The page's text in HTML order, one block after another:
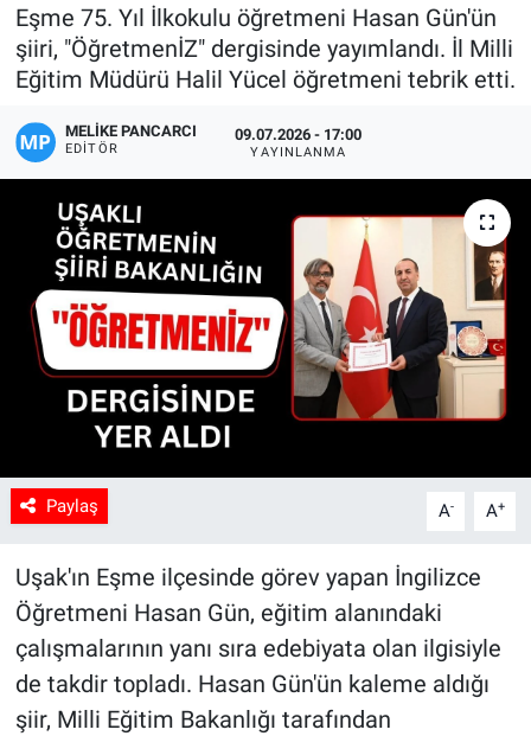
Eşme 75. Yıl İlkokulu öğretmeni Hasan Gün'ün
şiiri, "ÖğretmenİZ" dergisinde yayımlandı. İl Milli
Eğitim Müdürü Halil Yücel öğretmeni tebrik etti.
MELIKE PANCARCI
EDITÖR
09.07.2026 - 17:00
YAYINLANMA
Paylaş A- A+
Uşak'ın Eşme ilçesinde görev yapan İngilizce
Öğretmeni Hasan Gün, eğitim alanındaki
çalışmalarının yanı sıra edebiyata olan ilgisiyle
de takdir topladı. Hasan Gün'ün kaleme aldığı
şiir, Milli Eğitim Bakanlığı tarafından
Manşet
Resmi İlanlar
Sağlık
Spor
Uşak Haberleri